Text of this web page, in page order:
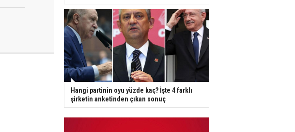
Hangi partinin oyu yüzde kaç? İşte 4 farklı
şirketin anketinden çıkan sonuç